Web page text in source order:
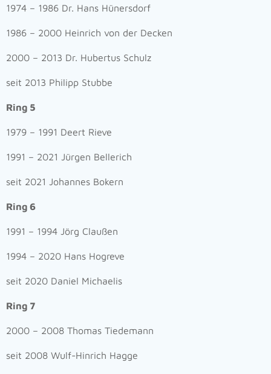
1974 – 1986 Dr. Hans Hünersdorf
1986 – 2000 Heinrich von der Decken
2000 – 2013 Dr. Hubertus Schulz
seit 2013 Philipp Stubbe
Ring 5
1979 – 1991 Deert Rieve
1991 – 2021 Jürgen Bellerich
seit 2021 Johannes Bokern
Ring 6
1991 – 1994 Jörg Claußen
1994 – 2020 Hans Hogreve
seit 2020 Daniel Michaelis
Ring 7
2000 – 2008 Thomas Tiedemann
seit 2008 Wulf-Hinrich Hagge